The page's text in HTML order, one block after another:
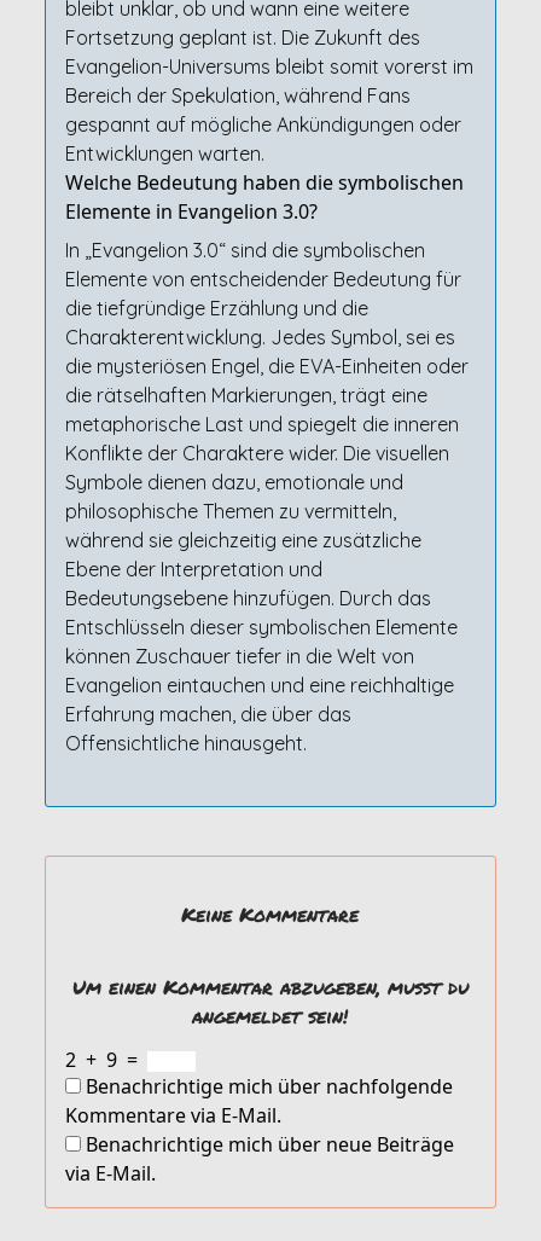
bleibt unklar, ob und wann eine weitere
Fortsetzung geplant ist. Die Zukunft des
Evangelion-Universums bleibt somit vorerst im
Bereich der Spekulation, während Fans
gespannt auf mögliche Ankündigungen oder
Entwicklungen warten.
Welche Bedeutung haben die symbolischen
Elemente in Evangelion 3.0?
In „Evangelion 3.0“ sind die symbolischen
Elemente von entscheidender Bedeutung für
die tiefgründige Erzählung und die
Charakterentwicklung. Jedes Symbol, sei es
die mysteriösen Engel, die EVA-Einheiten oder
die rätselhaften Markierungen, trägt eine
metaphorische Last und spiegelt die inneren
Konflikte der Charaktere wider. Die visuellen
Symbole dienen dazu, emotionale und
philosophische Themen zu vermitteln,
während sie gleichzeitig eine zusätzliche
Ebene der Interpretation und
Bedeutungsebene hinzufügen. Durch das
Entschlüsseln dieser symbolischen Elemente
können Zuschauer tiefer in die Welt von
Evangelion eintauchen und eine reichhaltige
Erfahrung machen, die über das
Offensichtliche hinausgeht.
Keine Kommentare
Um einen Kommentar abzugeben, musst du
angemeldet sein!
2 + 9 =
Benachrichtige mich über nachfolgende
Kommentare via E-Mail.
Benachrichtige mich über neue Beiträge
via E-Mail.